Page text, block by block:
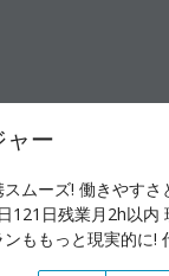
ー
ムーズ! 働きやすさ
121日残業月2h以内
ももっと現実的に!